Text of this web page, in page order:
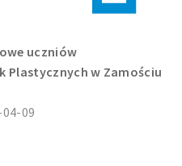
uczniów
Plastycznych w Zamościu
09